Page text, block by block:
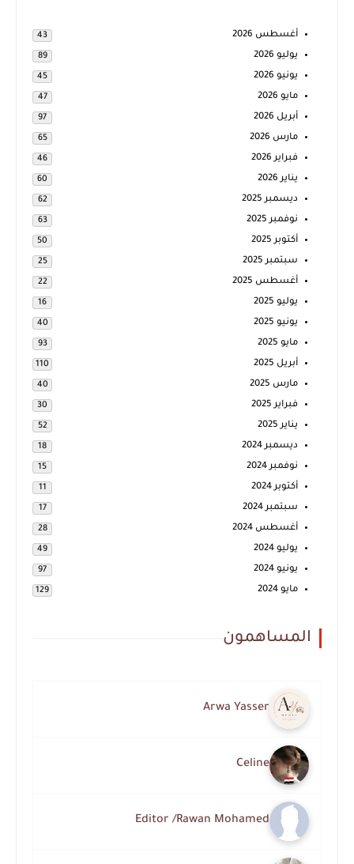
أغسطس 2026 43
يوليو 2026 89
يونيو 2026 45
مايو 2026 47
أبريل 2026 97
مارس 2026 65
فبراير 2026 46
يناير 2026 60
ديسمبر 2025 62
نوفمبر 2025 63
أكتوبر 2025 50
سبتمبر 2025 25
أغسطس 2025 22
يوليو 2025 16
يونيو 2025 40
مايو 2025 93
أبريل 2025 110
مارس 2025 40
فبراير 2025 30
يناير 2025 52
ديسمبر 2024 18
نوفمبر 2024 15
أكتوبر 2024 11
سبتمبر 2024 17
أغسطس 2024 28
يوليو 2024 49
يونيو 2024 97
مايو 2024 129
المساهمون
Arwa Yasser
Celine
Editor /Rawan Mohamed